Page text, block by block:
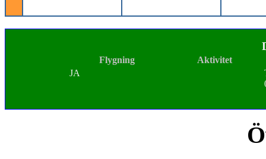
Flygning
Aktivitet
JA